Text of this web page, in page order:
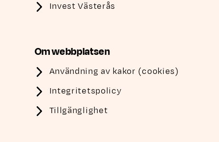
Invest Västerås
Om webbplatsen
Användning av kakor (cookies)
Integritetspolicy
Tillgänglighet